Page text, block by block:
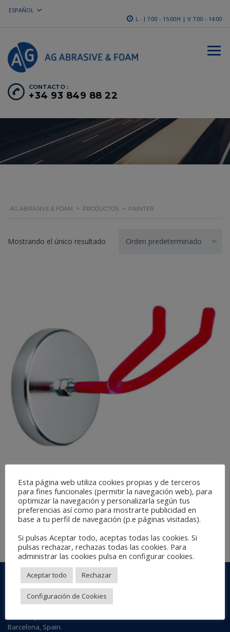
ESPAÑOL
L - J 7:00 - 15:00H | V 7:00 - 14:00
CONTACTO :
+34 93 849 88 22
AG ABRASIVE & FOAM > PRODUCTOS > PAINTER
Mostrando el único resultado Orden predeterminado
SOPORTE MAGNÉTICO PARA PISTOLA
LEER MÁS
AG ABRASIVE & FOAM
Polígono Industrial Batzacs
c/ Batzacs, s/nº - Nave 1 - 2
Barcelona, Spain.
Esta página web utiliza cookies propias y de terceros
para fines funcionales (permitir la navegación web), para
optimizar la navegación y personalizarla según tus
preferencias así como para mostrarte publicidad en
base a tu perfil de navegación (p.e páginas visitadas).
Si pulsas Aceptar todo, aceptas todas las cookies. Si
pulsas rechazar, rechazas todas las cookies. Para
administrar las cookies pulsa en configurar cookies.
Aceptar todo Rechazar
Configuración de Cookies